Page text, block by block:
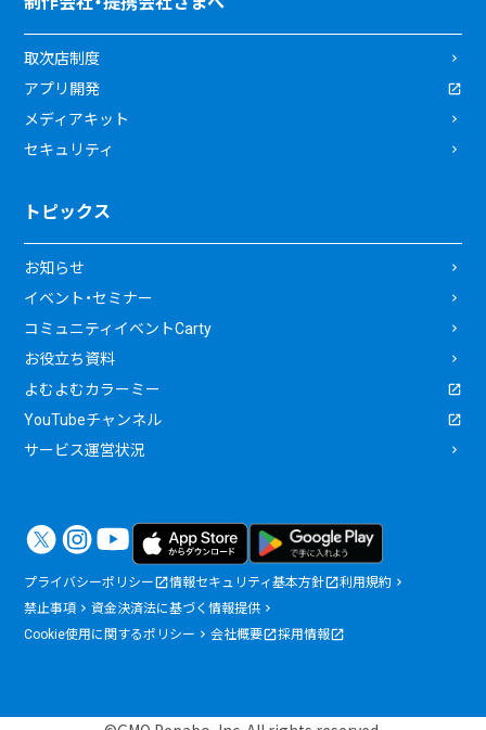
取次店制度
アプリ開発
メディアキット
セキュリティ
トピックス
お知らせ
イベント・セミナー
コミュニティイベントCarty
お役立ち資料
よむよむカラーミー
YouTubeチャンネル
サービス運営状況
プライバシーポリシー 情報セキュリティ基本方針
利用規約
禁止事項
資金決済法に基づく情報提供
Cookie使用に関するポリシー
会社概要 採用情報